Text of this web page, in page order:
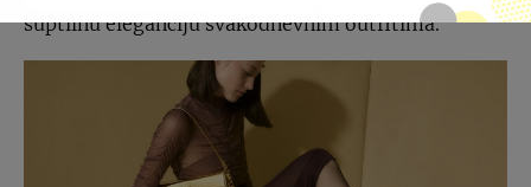
suptilnu eleganciju svakodnevnim outfitima.